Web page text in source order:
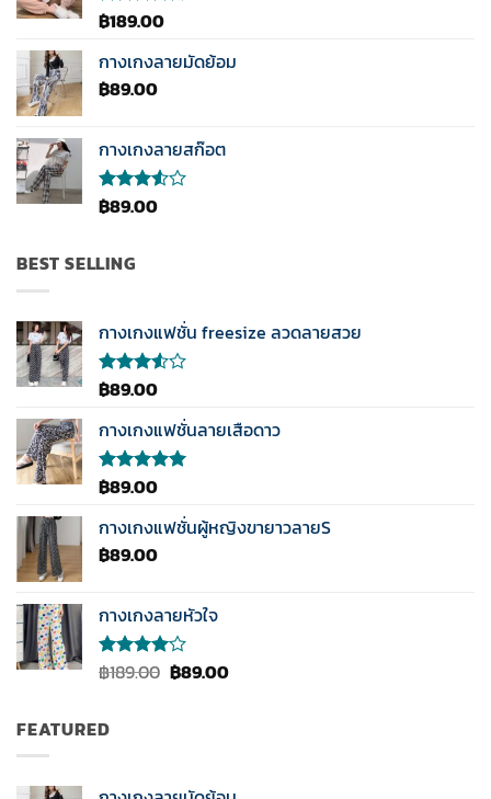
ให้
ตั้งแต่ 1-5
คะแนน
฿189.00
กางเกงลายมัดย้อม
฿89.00
กางเกงลายสก๊อต
ให้
ตั้งแต่
1-5
฿89.00
BEST SELLING
กางเกงแฟชั่น freesize ลวดลายสวย
ให้
ตั้งแต่
1-5
฿89.00
กางเกงแฟชั่นลายเสือดาว
ให้คะแนน
คะแนน
฿89.00
กางเกงแฟชั่นผู้หญิงขายาวลายS
฿89.00
กางเกงลายหัวใจ
ให้
ตั้งแต่ 1-
5
฿189.00 Original
฿89.00Current
FEATURED